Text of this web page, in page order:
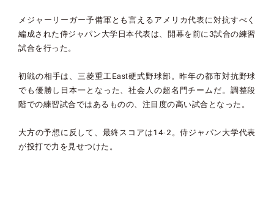
メジャーリーガー予備軍とも言えるアメリカ代表に対抗すべく
編成された侍ジャパン大学日本代表は、開幕を前に3試合の練習
試合を行った。
初戦の相手は、三菱重工East硬式野球部。昨年の都市対抗野球
でも優勝し日本一となった、社会人の超名門チームだ。調整段
階での練習試合ではあるものの、注目度の高い試合となった。
大方の予想に反して、最終スコアは14-2。侍ジャパン大学代表
が投打で力を見せつけた。